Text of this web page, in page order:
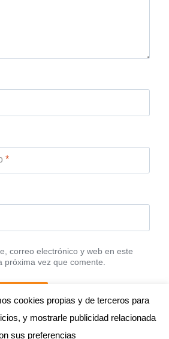
*
correo electrónico y web en este
próxima vez que comente.
cookies propias y de terceros para
y mostrarle publicidad relacionada
sus preferencias